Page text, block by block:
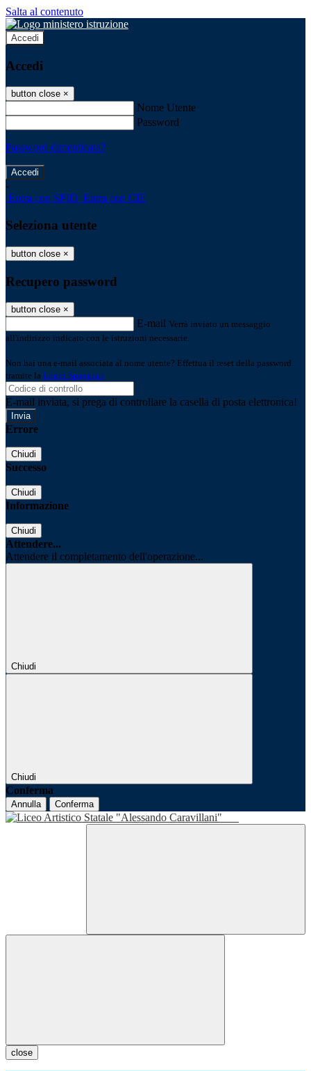
Salta al contenuto
Accedi
Accedi
button close ×
Nome Utente
Password
Password dimenticata?
-
Entra con SPID Entra con CIE
Seleziona utente
button close ×
Recupero password
button close ×
E-mail Verrà inviato un messaggio
all'indirizzo indicato con le istruzioni necessarie.
Non hai una e-mail associata al nome utente? Effettua il reset della password
tramite la Login Spaggiari
E-mail inviata, si prega di controllare la casella di posta elettronica!
Errore
Chiudi
Successo
Chiudi
Informazione
Chiudi
Attendere...
Attendere il completamento dell'operazione...
Chiudi
Chiudi
Conferma
Annulla Conferma
close